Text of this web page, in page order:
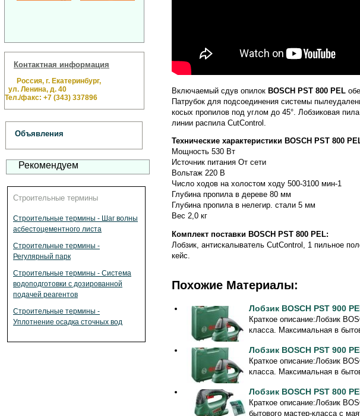
Контактная информация
Россия, г. Екатеринбург,
ул. Ленина, д. 40
Тел./факс: +7 (343) 337896
Объявления
Рекомендуем
Строительные термины
Строительные термины - Шаг волны
асбестоцементного листа
Строительные термины -
Регулярный парк
Строительные термины - Система
водоподготовки с дозированной
подачей реагентов
Строительные термины -
Уплотнение осадка сточных вод
Включаемый сдув опилокBOSCH PST 800 PEL
Патрубок для подсоединения системы
косых пропилов под углом до 45°. Лобзиковая
линии распила CutControl.
Технические характеристики BOSCH PST 800
Мощность 530 Вт
Источник питания От сети
Вольтаж 220 В
Число ходов на холостом ходу 500-3100 мин-1
Глубина пропила в дереве 80 мм
Глубина пропила в нелегир. стали 5 мм
Вес 2,0 кг
Комплект поставки BOSCH PST 800 PEL:
Лобзик, антискалыватель CutControl, 1 пильное
кейс.
Похожие Материалы:
Лобзик BOSCH PST 900
Краткое описание:Лобзик
класса. Максимальная в
Лобзик BOSCH PST 900
Краткое описание:Лобзик
класса. Максимальная в
Лобзик BOSCH PST 800
Краткое описание:Лобзик
бытового мастер-класса с